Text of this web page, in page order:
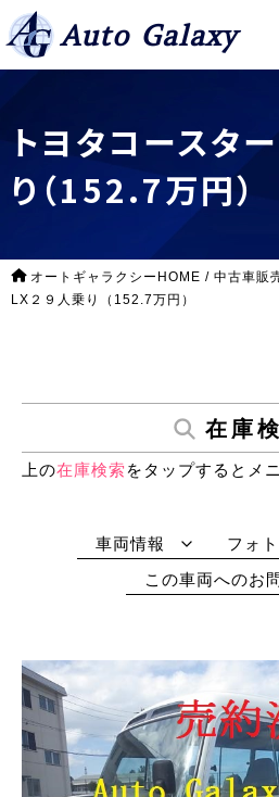
Auto Galaxy
トヨタコースタ
り（152.7万円）
オートギャラクシーHOME / 中古車販
LX２９人乗り（152.7万円）
在庫
上の在庫検索をタップするとメ
車両情報
フォ
この車両へのお